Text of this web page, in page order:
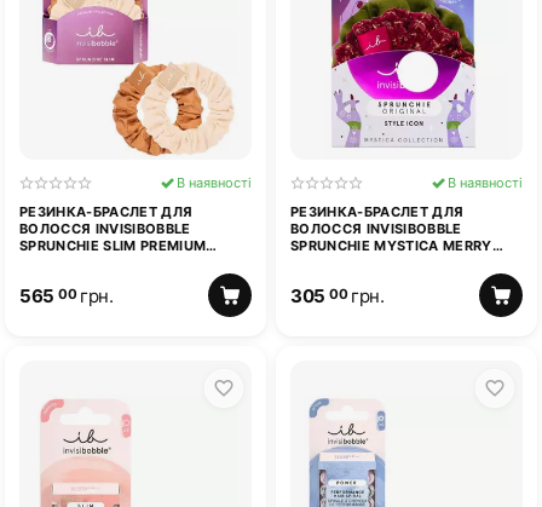
РЕЗИНКА-БРАСЛЕТ ДЛЯ
ВОЛОССЯ INVISIBOBBLE
SPRUNCHIE SLIM PREMIUM
В наявності
565 00 грн.
РЕЗИНКА-БРАСЛЕТ ДЛЯ
ВОЛОССЯ INVISIBOBBLE
SPRUNCHIE MYSTICA MERRY
В наявності
305 00 грн.